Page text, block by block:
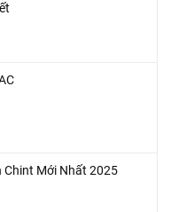
Chint Mới Nhất 2025